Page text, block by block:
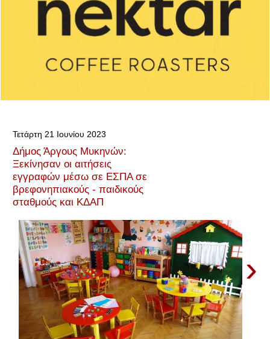
Τετάρτη 21 Ιουνίου 2023
Δήμος Άργους Μυκηνών:
Ξεκίνησαν οι αιτήσεις
εγγραφών μέσω σε ΕΣΠΑ σε
βρεφονηπιακούς - παιδικούς
σταθμούς και ΚΔΑΠ
›